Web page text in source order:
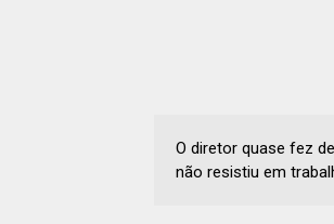
O diretor quase fez
não resistiu em